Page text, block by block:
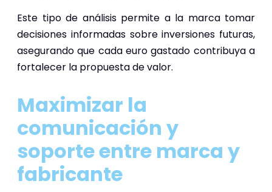
Este tipo de análisis permite a la marca tomar
decisiones informadas sobre inversiones futuras,
asegurando que cada euro gastado contribuya a
fortalecer la propuesta de valor.
Maximizar la
comunicación y
soporte entre marca y
fabricante